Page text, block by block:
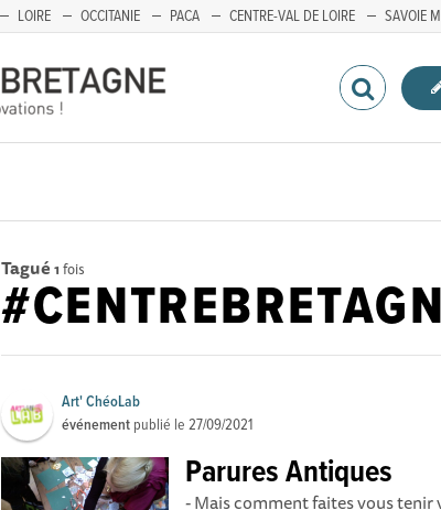
LOIRE OCCITANIE PACA CENTRE-VAL DE LOIRE SAVOIE
Tagué 1 fois
Art' ChéoLab
événement publié le27/09/2021
Parures Antiques
- Mais comment faites vous tenir